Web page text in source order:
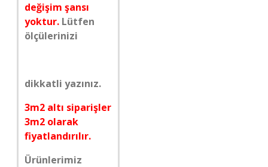
değişim şansı
yoktur. Lütfen
ölçülerinizi
dikkatli yazınız.
3m2 altı siparişler
3m2 olarak
fiyatlandırılır.
Ürünlerimiz